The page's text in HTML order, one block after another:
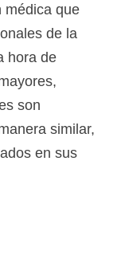
médica que
de la
hora de
son
similar,
en sus